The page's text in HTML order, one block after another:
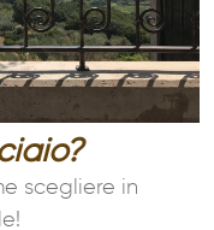
scegliere in